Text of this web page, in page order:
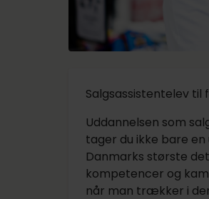
Salgsassistentelev til
Uddannelsen som
tager du ikke bare
Danmarks største
kompetencer og
når man trækker i